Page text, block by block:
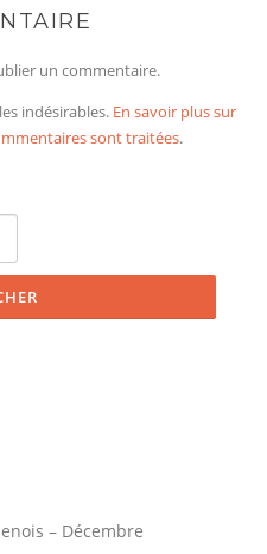
un commentaire.
indésirables. En savoir plus sur
sont traitées.
– Décembre